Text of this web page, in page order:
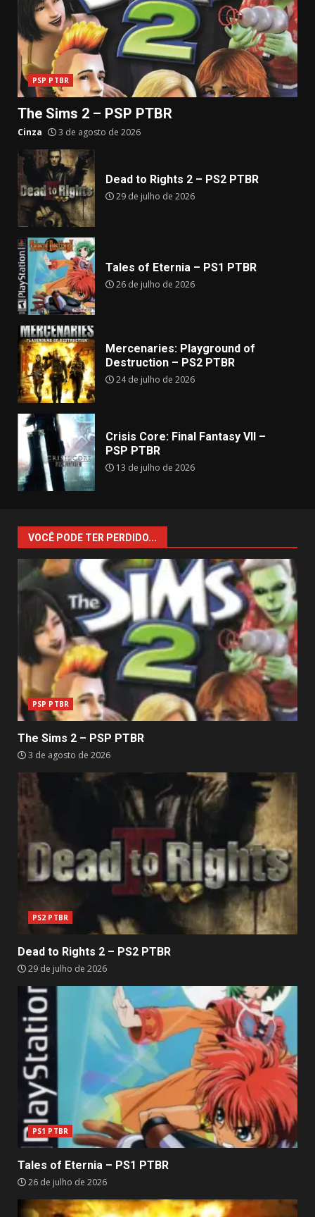
PSP PTBR
The Sims 2 – PSP PTBR
Cinza 3 de agosto de 2026
Dead to Rights 2 – PS2 PTBR
29 de julho de 2026
Tales of Eternia – PS1 PTBR
26 de julho de 2026
Mercenaries: Playground of
Destruction – PS2 PTBR
24 de julho de 2026
Crisis Core: Final Fantasy VII –
PSP PTBR
13 de julho de 2026
VOCÊ PODE TER PERDIDO...
PSP PTBR
The Sims 2 – PSP PTBR
3 de agosto de 2026
PS2 PTBR
Dead to Rights 2 – PS2 PTBR
29 de julho de 2026
PS1 PTBR
Tales of Eternia – PS1 PTBR
26 de julho de 2026